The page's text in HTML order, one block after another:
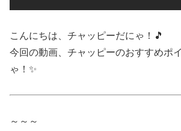
こんにちは、チャッピーだにゃ！🎵
今回の動画、チャッピーのおすすめポ
ゃ！✨
～～～